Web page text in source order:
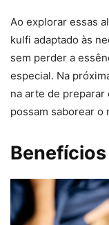
Ao explorar essas
kulfi adaptado às
sem perder a
especial. Na
na arte de preparar
possam saborear o